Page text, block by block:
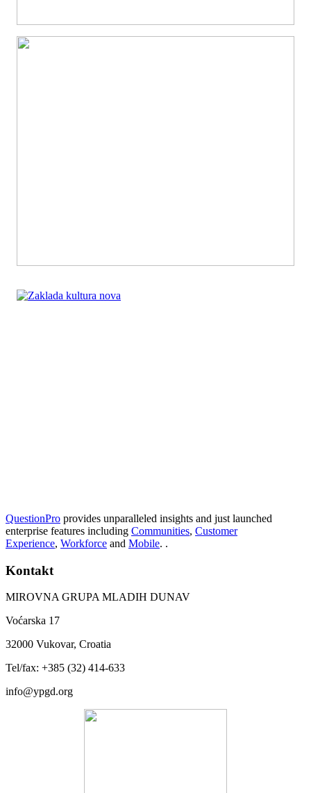
QuestionPro provides unparalleled insights and just launched
enterprise features including Communities, Customer
Experience, Workforce and Mobile. .
Kontakt
MIROVNA GRUPA MLADIH DUNAV
Voćarska 17
32000 Vukovar, Croatia
Tel/fax: +385 (32) 414-633
info@ypgd.org